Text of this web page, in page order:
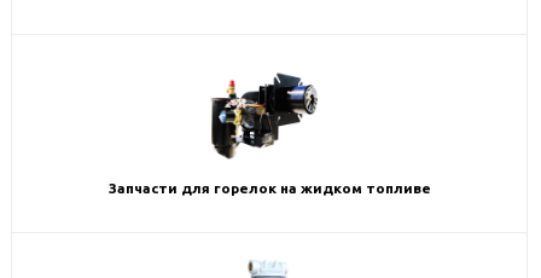
Запчасти для горелок на жидком топливе